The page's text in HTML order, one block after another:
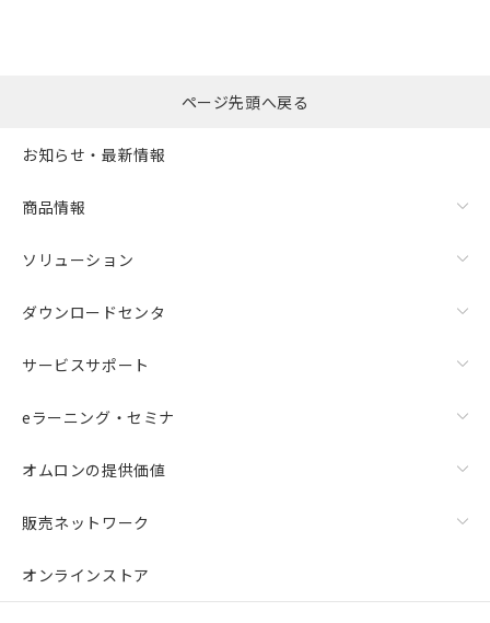
ページ先頭へ戻る
お知らせ・最新情報
商品情報
ソリューション
ダウンロードセンタ
サービスサポート
eラーニング・セミナ
オムロンの提供価値
販売ネットワーク
オンラインストア